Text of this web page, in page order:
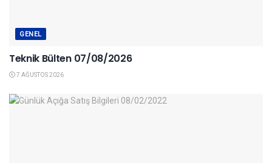
GENEL
Teknik Bülten 07/08/2026
7 AĞUSTOS 2026